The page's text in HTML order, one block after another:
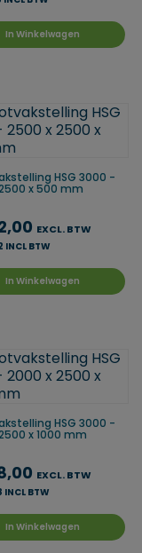
In Winkelwagen
HSG 3000 -
x 500 mm
EXCL. BTW
BTW
In Winkelwagen
HSG 3000 -
x 1000 mm
EXCL. BTW
BTW
In Winkelwagen